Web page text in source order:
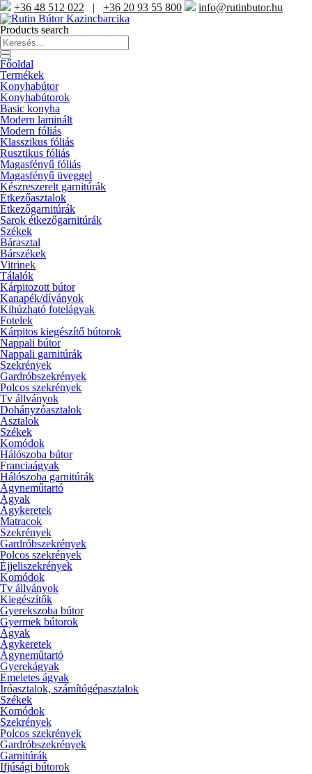
+36 48 512 022 | +36 20 93 55 800
info@rutinbutor.hu
Products search
Főoldal
Termékek
Konyhabútor
Konyhabútorok
Basic konyha
Modern laminált
Modern fóliás
Klasszikus fóliás
Rusztikus fóliás
Magasfényű fóliás
Magasfényű üveggel
Készreszerelt garnitúrák
Étkezőasztalok
Étkezőgarnitúrák
Sarok étkezőgarnitúrák
Székek
Bárasztal
Bárszékek
Vitrinek
Tálalók
Kárpitozott bútor
Kanapék/díványok
Kihúzható fotelágyak
Fotelek
Kárpitos kiegészítő bútorok
Nappali bútor
Nappali garnitúrák
Szekrények
Gardróbszekrények
Polcos szekrények
Tv állványok
Dohányzóasztalok
Asztalok
Székek
Komódok
Hálószoba bútor
Franciaágyak
Hálószoba garnitúrák
Ágyneműtartó
Ágyak
Ágykeretek
Matracok
Szekrények
Gardróbszekrények
Polcos szekrények
Éjjeliszekrények
Komódok
Tv állványok
Kiegészítők
Gyerekszoba bútor
Gyermek bútorok
Ágyak
Ágykeretek
Ágyneműtartó
Gyerekágyak
Emeletes ágyak
Íróasztalok, számítógépasztalok
Székek
Komódok
Szekrények
Polcos szekrények
Gardróbszekrények
Garnitúrák
Ifjúsági bútorok